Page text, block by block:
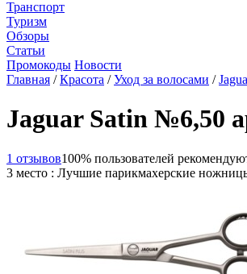
Транспорт
Туризм
Обзоры
Статьи
Промокоды Новости
Главная /Красота /Уход за волосами /
Jaguar Satin №6,50
1 отзывов100% пользователей
3 место : Лучшие парикмахерские